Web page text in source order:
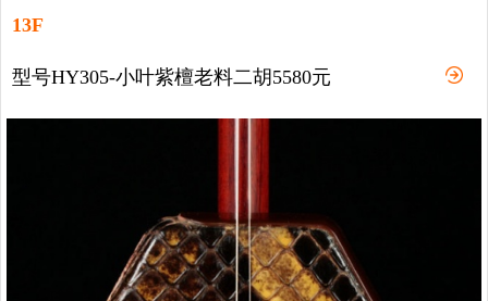
13F
型号HY305-小叶紫檀老料二胡5580元